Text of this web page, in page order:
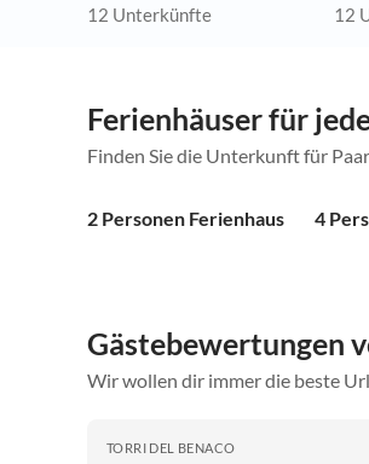
12 Unterkünfte 12
Ferienhäuser für
Finden Sie die Unterkunft für
2 Personen Ferienhaus 4
Gästebewertungen
Wir wollen dir immer die beste
TORRI DEL BENACO